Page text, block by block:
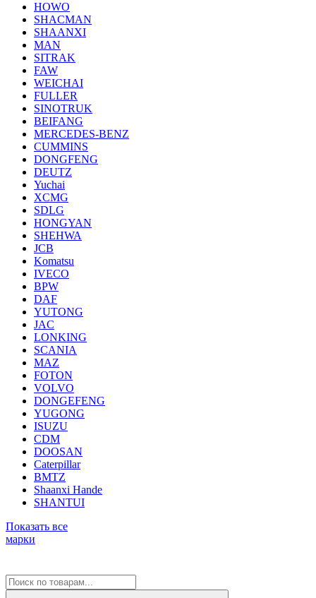
HOWO
SHACMAN
SHAANXI
MAN
SITRAK
FAW
WEICHAI
FULLER
SINOTRUK
BEIFANG
MERCEDES-BENZ
CUMMINS
DONGFENG
DEUTZ
Yuchai
XCMG
SDLG
HONGYAN
SHEHWA
JCB
Komatsu
IVECO
BPW
DAF
YUTONG
JAC
LONKING
SCANIA
MAZ
FOTON
VOLVO
DONGEFENG
YUGONG
ISUZU
CDM
DOOSAN
Caterpillar
BMTZ
Shaanxi Hande
SHANTUI
Показать все
марки